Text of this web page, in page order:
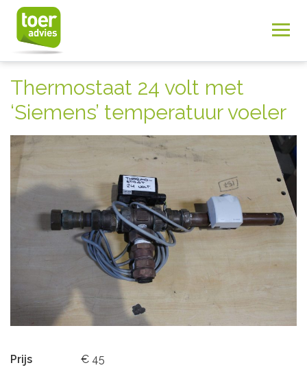
Thermostaat 24 volt met
‘Siemens’ temperatuur voeler
Prijs € 45